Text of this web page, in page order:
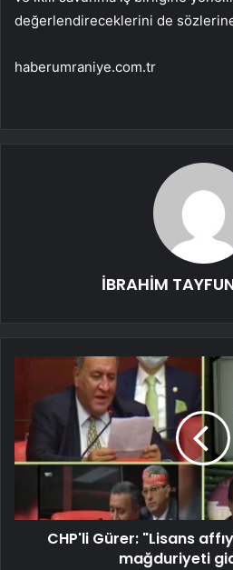
değerlendireceklerini de
haberumraniye.com.tr
İBRAHİM
CHP'li Gürer: "Lisans
mağduriyeti